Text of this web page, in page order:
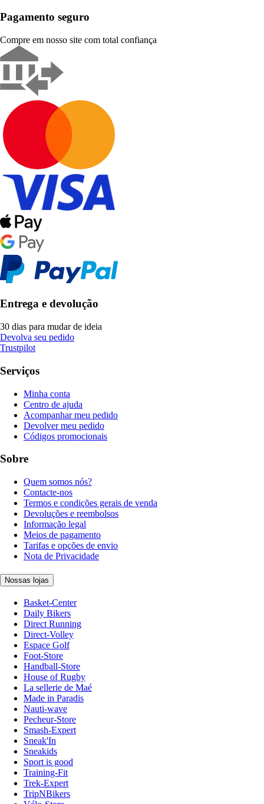
Pagamento seguro
Compre em nosso site com total confiança
Entrega e devolução
30 dias para mudar de ideia
Devolva seu pedido
Trustpilot
Serviços
Minha conta
Centro de ajuda
Acompanhar meu pedido
Devolver meu pedido
Códigos promocionais
Sobre
Quem somos nós?
Contacte-nos
Termos e condições gerais de venda
Devoluções e reembolsos
Informação legal
Meios de pagamento
Tarifas e opções de envio
Nota de Privacidade
Nossas lojas
Basket-Center
Daily Bikers
Direct Running
Direct-Volley
Espace Golf
Foot-Store
Handball-Store
House of Rugby
La sellerie de Maé
Made in Paradis
Nauti-wave
Pecheur-Store
Smash-Expert
Sneak'In
Sneakids
Sport is good
Training-Fit
Trek-Expert
TripNBikers